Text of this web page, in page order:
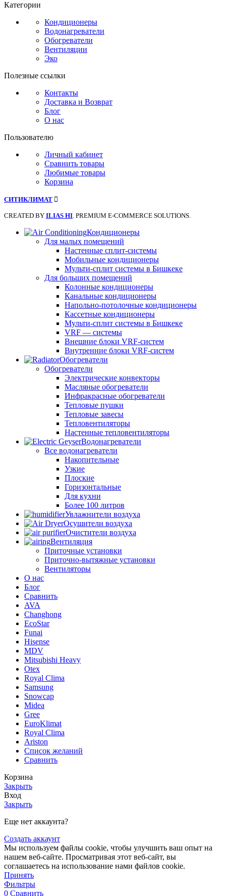
Категории
Кондиционеры
Водонагреватели
Обогреватели
Вентиляции
Эко
Полезные ссылки
Контакты
Доставка и Возврат
Блог
О нас
Пользователю
Личный кабинет
Сравнить товары
Любимые товары
Корзина
СИТИКЛИМАТ
CREATED BY ILIAS HI . PREMIUM E-COMMERCE SOLUTIONS.
Кондиционеры
Для малых помещений
Настенные сплит-системы
Мобильные кондиционеры
Мульти-сплит системы в Бишкеке
Для больших помещений
Колонные кондиционеры
Канальные кондиционеры
Напольно-потолочные кондиционеры
Кассетные кондиционеры
Мульти-сплит системы в Бишкеке
VRF — системы
Внешние блоки VRF-систем
Внутренние блоки VRF-систем
Обогреватели
Обогреватели
Электрические конвекторы
Масляные обогреватели
Инфракрасные обогреватели
Тепловые пушки
Тепловые завесы
Тепловентиляторы
Настенные тепловентиляторы
Водонагреватели
Все водонагреватели
Накопительные
Узкие
Плоские
Горизонтальные
Для кухни
Более 100 литров
Увлажнители воздуха
Осушители воздуха
Очистители воздуха
Вентиляция
Приточные установки
Приточно-вытяжные установки
Вентиляторы
О нас
Блог
Сравнить
AVA
Changhong
EcoStar
Funai
Hisense
MDV
Mitsubishi Heavy
Otex
Royal Clima
Samsung
Snowcap
Midea
Gree
EuroKlimat
Royal Clima
Ariston
Список желаний
Сравнить
Корзина
Закрыть
Вход
Закрыть
Еще нет аккаунта?
Создать аккаунт
Мы используем файлы cookie, чтобы улучшить ваш опыт на
нашем веб-сайте. Просматривая этот веб-сайт, вы
соглашаетесь на использование нами файлов cookie.
Принять
Фильтры
0 Сравнить